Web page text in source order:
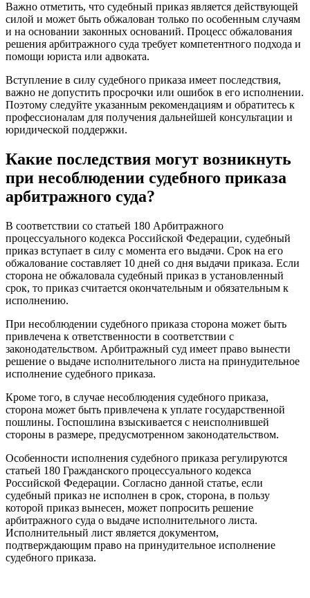
Важно отметить, что судебный приказ является действующей
силой и может быть обжалован только по особенным случаям
и на основании законных оснований. Процесс обжалования
решения арбитражного суда требует компетентного подхода и
помощи юриста или адвоката.
Вступление в силу судебного приказа имеет последствия,
важно не допустить просрочки или ошибок в его исполнении.
Поэтому следуйте указанным рекомендациям и обратитесь к
профессионалам для получения дальнейшей консультации и
юридической поддержки.
Какие последствия могут возникнуть
при несоблюдении судебного приказа
арбитражного суда?
В соответствии со статьей 180 Арбитражного
процессуального кодекса Российской Федерации, судебный
приказ вступает в силу с момента его выдачи. Срок на его
обжалование составляет 10 дней со дня выдачи приказа. Если
сторона не обжаловала судебный приказ в установленный
срок, то приказ считается окончательным и обязательным к
исполнению.
При несоблюдении судебного приказа сторона может быть
привлечена к ответственности в соответствии с
законодательством. Арбитражный суд имеет право вынести
решение о выдаче исполнительного листа на принудительное
исполнение судебного приказа.
Кроме того, в случае несоблюдения судебного приказа,
сторона может быть привлечена к уплате государственной
пошлины. Госпошлина взыскивается с неисполнившей
стороны в размере, предусмотренном законодательством.
Особенности исполнения судебного приказа регулируются
статьей 180 Гражданского процессуального кодекса
Российской Федерации. Согласно данной статье, если
судебный приказ не исполнен в срок, сторона, в пользу
которой приказ вынесен, может попросить решение
арбитражного суда о выдаче исполнительного листа.
Исполнительный лист является документом,
подтверждающим право на принудительное исполнение
судебного приказа.